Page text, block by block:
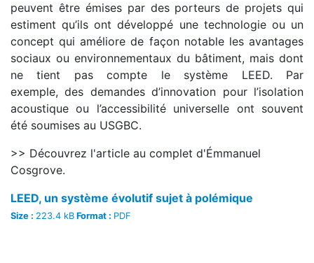
peuvent être émises par des porteurs de projets qui
estiment qu’ils ont développé une technologie ou un
concept qui améliore de façon notable les avantages
sociaux ou environnementaux du bâtiment, mais dont
ne tient pas compte le système LEED. Par
exemple, des demandes d’innovation pour l’isolation
acoustique ou l’accessibilité universelle ont souvent
été soumises au USGBC.
>> Découvrez l'article au complet d'Émmanuel
Cosgrove.
LEED, un système évolutif sujet à polémique
Size : 223.4 kB Format : PDF